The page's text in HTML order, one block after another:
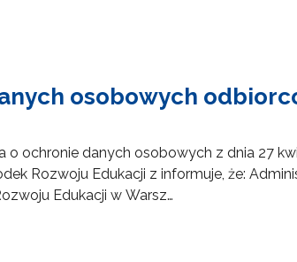
osobowych
ochronie danych osobowych z dnia 27
Rozwoju Edukacji z informuje, że:
Edukacji w Warsz…